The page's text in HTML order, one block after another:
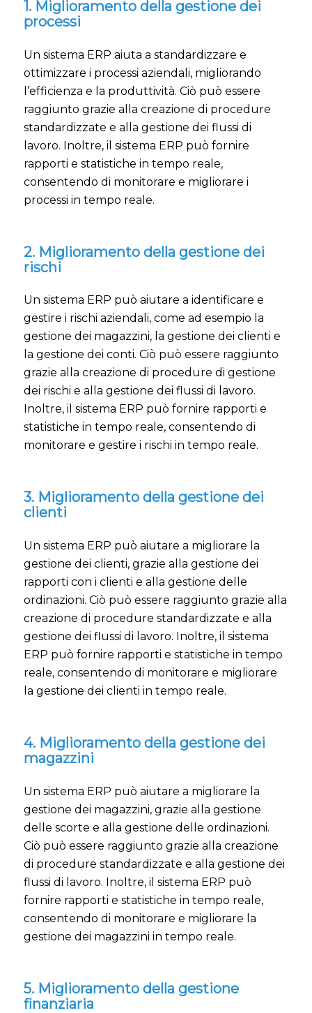
1. Miglioramento della gestione dei
processi
Un sistema ERP aiuta a standardizzare e
ottimizzare i processi aziendali, migliorando
l’efficienza e la produttività. Ciò può essere
raggiunto grazie alla creazione di procedure
standardizzate e alla gestione dei flussi di
lavoro. Inoltre, il sistema ERP può fornire
rapporti e statistiche in tempo reale,
consentendo di monitorare e migliorare i
processi in tempo reale.
2. Miglioramento della gestione dei
rischi
Un sistema ERP può aiutare a identificare e
gestire i rischi aziendali, come ad esempio la
gestione dei magazzini, la gestione dei clienti e
la gestione dei conti. Ciò può essere raggiunto
grazie alla creazione di procedure di gestione
dei rischi e alla gestione dei flussi di lavoro.
Inoltre, il sistema ERP può fornire rapporti e
statistiche in tempo reale, consentendo di
monitorare e gestire i rischi in tempo reale.
3. Miglioramento della gestione dei
clienti
Un sistema ERP può aiutare a migliorare la
gestione dei clienti, grazie alla gestione dei
rapporti con i clienti e alla gestione delle
ordinazioni. Ciò può essere raggiunto grazie alla
creazione di procedure standardizzate e alla
gestione dei flussi di lavoro. Inoltre, il sistema
ERP può fornire rapporti e statistiche in tempo
reale, consentendo di monitorare e migliorare
la gestione dei clienti in tempo reale.
4. Miglioramento della gestione dei
magazzini
Un sistema ERP può aiutare a migliorare la
gestione dei magazzini, grazie alla gestione
delle scorte e alla gestione delle ordinazioni.
Ciò può essere raggiunto grazie alla creazione
di procedure standardizzate e alla gestione dei
flussi di lavoro. Inoltre, il sistema ERP può
fornire rapporti e statistiche in tempo reale,
consentendo di monitorare e migliorare la
gestione dei magazzini in tempo reale.
5. Miglioramento della gestione
finanziaria